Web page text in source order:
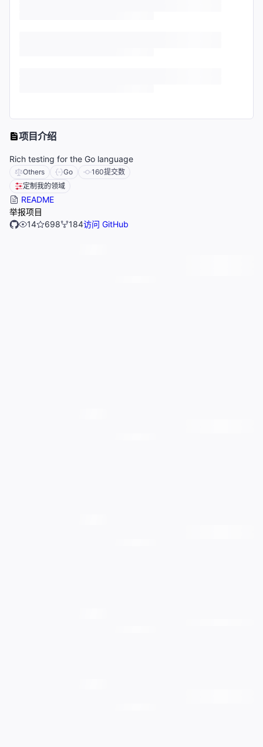
项目介绍
Rich testing for the Go language
Others Go 160提交数
定制我的领域
README
举报项目
14
698 184访问 GitHub